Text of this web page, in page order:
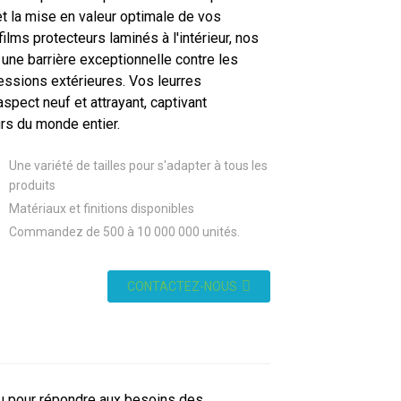
la mise en valeur optimale de vos
protecteurs laminés à l'intérieur, nos
barrière exceptionnelle contre les
extérieures. Vos leurres
neuf et attrayant, captivant
du monde entier.
Une variété de tailles pour s'adapter à tous les
produits
Matériaux et finitions disponibles
Commandez de 500 à 10 000 000 unités.
CONTACTEZ-NOUS